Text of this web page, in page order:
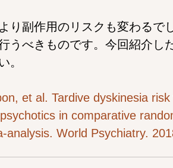
り副作用のリスクも変わるで
うべきものです。今回紹介し
。
et al. Tardive dyskinesia risk
in comparative
World Psychiatry.